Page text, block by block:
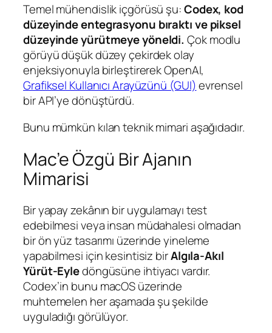
Temel mühendislik içgörüsü şu:Codex, kod
düzeyinde entegrasyonu bıraktı ve piksel
düzeyinde yürütmeye yöneldi. Çok modlu
görüyü düşük düzey çekirdek olay
enjeksiyonuyla birleştirerek OpenAI,
Grafiksel Kullanıcı Arayüzünü (GUI)evrensel
bir API’ye dönüştürdü.
Bunu mümkün kılan teknik mimari aşağıdadır.
Mac’e Özgü Bir Ajanın
Mimarisi
Bir yapay zekânın bir uygulamayı test
edebilmesi veya insan müdahalesi olmadan
bir ön yüz tasarımı üzerinde yineleme
yapabilmesi için kesintisiz birAlgıla-Akıl
Yürüt-Eyledöngüsüne ihtiyacı vardır.
Codex’in bunu macOS üzerinde
muhtemelen her aşamada şu şekilde
uyguladığı görülüyor.